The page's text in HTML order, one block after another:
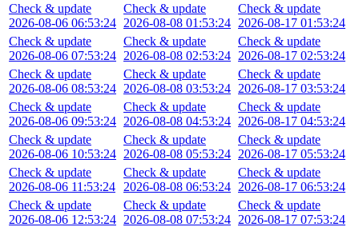
Check & update
2026-08-06 06:53:24
Check & update
2026-08-06 07:53:24
Check & update
2026-08-06 08:53:24
Check & update
2026-08-06 09:53:24
Check & update
2026-08-06 10:53:24
Check & update
2026-08-06 11:53:24
Check & update
2026-08-06 12:53:24
Check & update
2026-08-08 01:53:24
Check & update
2026-08-08 02:53:24
Check & update
2026-08-08 03:53:24
Check & update
2026-08-08 04:53:24
Check & update
2026-08-08 05:53:24
Check & update
2026-08-08 06:53:24
Check & update
2026-08-08 07:53:24
Check & update
2026-08-17 01:53:24
Check & update
2026-08-17 02:53:24
Check & update
2026-08-17 03:53:24
Check & update
2026-08-17 04:53:24
Check & update
2026-08-17 05:53:24
Check & update
2026-08-17 06:53:24
Check & update
2026-08-17 07:53:24